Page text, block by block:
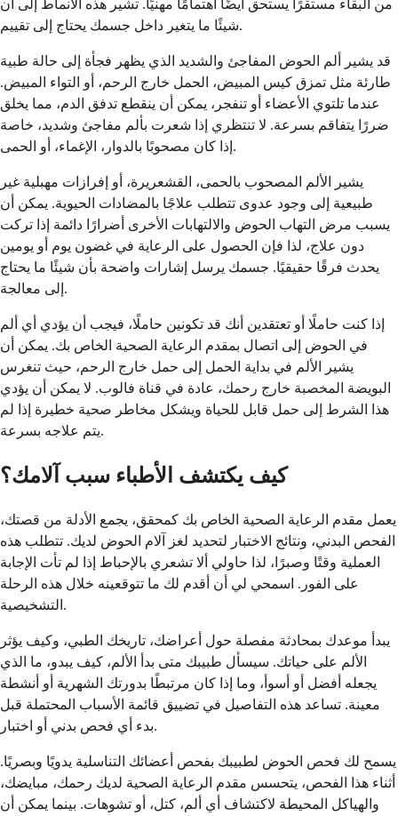
من البقاء مستقرًا يستحق أيضًا اهتمامًا مهنيًا. تشير هذه الأنماط إلى أن
شيئًا ما يتغير داخل جسمك يحتاج إلى تقييم.
قد يشير ألم الحوض المفاجئ والشديد الذي يظهر فجأة إلى حالة طبية
طارئة مثل تمزق كيس المبيض، الحمل خارج الرحم، أو التواء المبيض.
عندما تلتوي الأعضاء أو تنفجر، يمكن أن ينقطع تدفق الدم، مما يخلق
ضررًا يتفاقم بسرعة. لا تنتظري إذا شعرت بألم مفاجئ وشديد، خاصة
إذا كان مصحوبًا بالدوار، الإغماء، أو الحمى.
يشير الألم المصحوب بالحمى، القشعريرة، أو إفرازات مهبلية غير
طبيعية إلى وجود عدوى تتطلب علاجًا بالمضادات الحيوية. يمكن أن
يسبب مرض التهاب الحوض والالتهابات الأخرى أضرارًا دائمة إذا تركت
دون علاج، لذا فإن الحصول على الرعاية في غضون يوم أو يومين
يحدث فرقًا حقيقيًا. جسمك يرسل إشارات واضحة بأن شيئًا ما يحتاج
إلى معالجة.
إذا كنت حاملًا أو تعتقدين أنك قد تكونين حاملًا، فيجب أن يؤدي أي ألم
في الحوض إلى اتصال بمقدم الرعاية الصحية الخاص بك. يمكن أن
يشير الألم في بداية الحمل إلى حمل خارج الرحم، حيث تنغرس
البويضة المخصبة خارج رحمك، عادة في قناة فالوب. لا يمكن أن يؤدي
هذا الشرط إلى حمل قابل للحياة ويشكل مخاطر صحية خطيرة إذا لم
يتم علاجه بسرعة.
كيف يكتشف الأطباء سبب آلامك؟
يعمل مقدم الرعاية الصحية الخاص بك كمحقق، يجمع الأدلة من قصتك،
الفحص البدني، ونتائج الاختبار لتحديد لغز آلام الحوض لديك. تتطلب هذه
العملية وقتًا وصبرًا، لذا حاولي ألا تشعري بالإحباط إذا لم تأت الإجابة
على الفور. اسمحي لي أن أقدم لك ما تتوقعينه خلال هذه الرحلة
التشخيصية.
يبدأ موعدك بمحادثة مفصلة حول أعراضك، تاريخك الطبي، وكيف يؤثر
الألم على حياتك. سيسأل طبيبك متى بدأ الألم، كيف يبدو، ما الذي
يجعله أفضل أو أسوأ، وما إذا كان مرتبطًا بدورتك الشهرية أو أنشطة
معينة. تساعد هذه التفاصيل في تضييق قائمة الأسباب المحتملة قبل
بدء أي فحص بدني أو اختبار.
يسمح لك فحص الحوض لطبيبك بفحص أعضائك التناسلية يدويًا وبصريًا.
أثناء هذا الفحص، يتحسس مقدم الرعاية الصحية لديك رحمك، مبايضك،
والهياكل المحيطة لاكتشاف أي ألم، كتل، أو تشوهات. بينما يمكن أن